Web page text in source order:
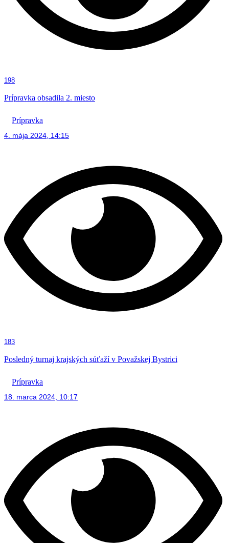
198
Prípravka obsadila 2. miesto
Prípravka
4. mája 2024, 14:15
183
Posledný turnaj krajských súťaží v Považskej Bystrici
Prípravka
18. marca 2024, 10:17